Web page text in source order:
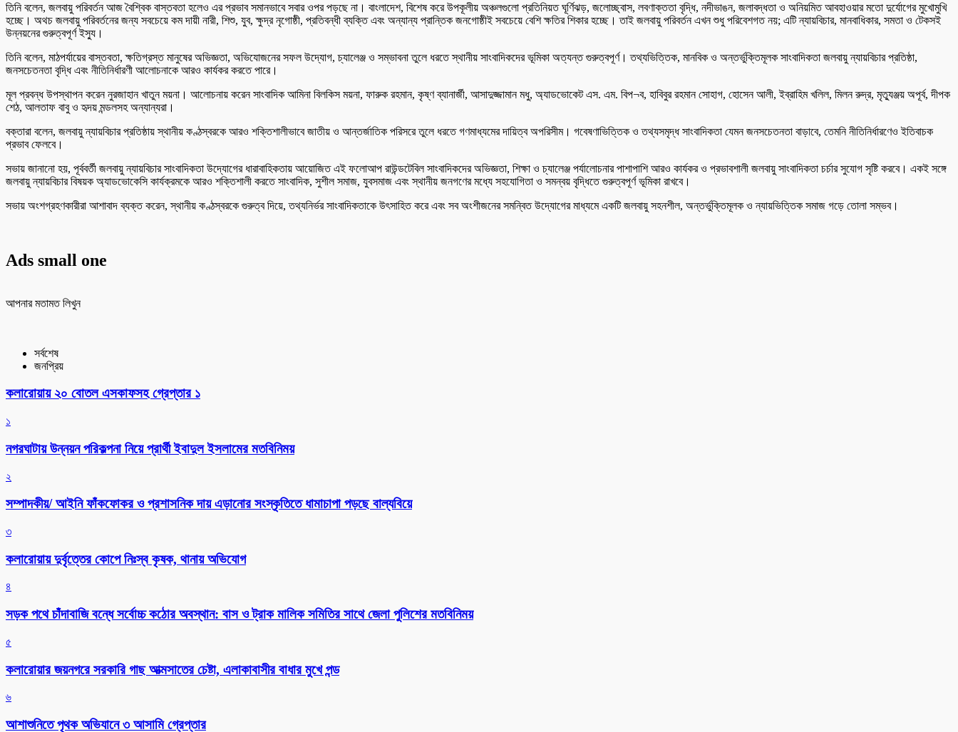
তিনি বলেন, জলবায়ু পরিবর্তন আজ বৈশ্বিক বাস্তবতা হলেও এর প্রভাব সমানভাবে সবার ওপর পড়ছে না। বাংলাদেশ, বিশেষ করে উপকূলীয় অঞ্চলগুলো প্রতিনিয়ত ঘূর্ণিঝড়, জলোচ্ছ্বাস, লবণাক্ততা বৃদ্ধি, নদীভাঙন, জলাবদ্ধতা ও অনিয়মিত আবহাওয়ার মতো দুর্যোগের মুখোমুখি
হচ্ছে। অথচ জলবায়ু পরিবর্তনের জন্য সবচেয়ে কম দায়ী নারী, শিশু, যুব, ক্ষুদ্র নৃগোষ্ঠী, প্রতিবন্ধী ব্যক্তি এবং অন্যান্য প্রান্তিক জনগোষ্ঠীই সবচেয়ে বেশি ক্ষতির শিকার হচ্ছে। তাই জলবায়ু পরিবর্তন এখন শুধু পরিবেশগত নয়; এটি ন্যায়বিচার, মানবাধিকার, সমতা ও টেকসই
উন্নয়নের গুরুত্বপূর্ণ ইস্যু।
তিনি বলেন, মাঠপর্যায়ের বাস্তবতা, ক্ষতিগ্রস্ত মানুষের অভিজ্ঞতা, অভিযোজনের সফল উদ্যোগ, চ্যালেঞ্জ ও সম্ভাবনা তুলে ধরতে স্থানীয় সাংবাদিকদের ভূমিকা অত্যন্ত গুরুত্বপূর্ণ। তথ্যভিত্তিক, মানবিক ও অন্তর্ভুক্তিমূলক সাংবাদিকতা জলবায়ু ন্যায়বিচার প্রতিষ্ঠা,
জনসচেতনতা বৃদ্ধি এবং নীতিনির্ধারণী আলোচনাকে আরও কার্যকর করতে পারে।
মূল প্রবন্ধ উপস্থাপন করেন নুরজাহান খাতুন ময়না। আলোচনায় করেন সাংবাদিক আমিনা বিলকিস ময়না, ফারুক রহমান, কৃষ্ণ ব্যানার্জী, আসাদুজ্জামান মধু, অ্যাডভোকেট এস. এম. বিপ¬ব, হাবিবুর রহমান সোহাগ, হোসেন আলী, ইব্রাহিম খলিল, মিলন রুদ্র, মৃত্যুঞ্জয় অপূর্ব, দীপক
শেঠ, আলতাফ বাবু ও হৃদয় মন্ডলসহ অন্যান্যরা।
বক্তারা বলেন, জলবায়ু ন্যায়বিচার প্রতিষ্ঠায় স্থানীয় কণ্ঠস্বরকে আরও শক্তিশালীভাবে জাতীয় ও আন্তর্জাতিক পরিসরে তুলে ধরতে গণমাধ্যমের দায়িত্ব অপরিসীম। গবেষণাভিত্তিক ও তথ্যসমৃদ্ধ সাংবাদিকতা যেমন জনসচেতনতা বাড়াবে, তেমনি নীতিনির্ধারণেও ইতিবাচক
প্রভাব ফেলবে।
সভায় জানানো হয়, পূর্ববর্তী জলবায়ু ন্যায়বিচার সাংবাদিকতা উদ্যোগের ধারাবাহিকতায় আয়োজিত এই ফলোআপ রাউন্ডটেবিল সাংবাদিকদের অভিজ্ঞতা, শিক্ষা ও চ্যালেঞ্জ পর্যালোচনার পাশাপাশি আরও কার্যকর ও প্রভাবশালী জলবায়ু সাংবাদিকতা চর্চার সুযোগ সৃষ্টি করবে। একই সঙ্গে
জলবায়ু ন্যায়বিচার বিষয়ক অ্যাডভোকেসি কার্যক্রমকে আরও শক্তিশালী করতে সাংবাদিক, সুশীল সমাজ, যুবসমাজ এবং স্থানীয় জনগণের মধ্যে সহযোগিতা ও সমন্বয় বৃদ্ধিতে গুরুত্বপূর্ণ ভূমিকা রাখবে।
সভায় অংশগ্রহণকারীরা আশাবাদ ব্যক্ত করেন, স্থানীয় কণ্ঠস্বরকে গুরুত্ব দিয়ে, তথ্যনির্ভর সাংবাদিকতাকে উৎসাহিত করে এবং সব অংশীজনের সমন্বিত উদ্যোগের মাধ্যমে একটি জলবায়ু সহনশীল, অন্তর্ভুক্তিমূলক ও ন্যায়ভিত্তিক সমাজ গড়ে তোলা সম্ভব।
Ads small one
আপনার মতামত লিখুন
সর্বশেষ
জনপ্রিয়
কলারোয়ায় ২০ বোতল এসকাফসহ গ্রেপ্তার ১
১
নগরঘাটায় উন্নয়ন পরিকল্পনা নিয়ে প্রার্থী ইবাদুল ইসলামের মতবিনিময়
২
সম্পাদকীয়/ আইনি ফাঁকফোকর ও প্রশাসনিক দায় এড়ানোর সংস্কৃতিতে ধামাচাপা পড়ছে বাল্যবিয়ে
৩
কলারোয়ায় দুর্বৃত্তের কোপে নিঃস্ব কৃষক, থানায় অভিযোগ
৪
সড়ক পথে চাঁদাবাজি বন্ধে সর্বোচ্চ কঠোর অবস্থান: বাস ও ট্রাক মালিক সমিতির সাথে জেলা পুলিশের মতবিনিময়
৫
কলারোয়ার জয়নগরে সরকারি গাছ আত্মসাতের চেষ্টা, এলাকাবাসীর বাধার মুখে পন্ড
৬
আশাশুনিতে পৃথক অভিযানে ৩ আসামি গ্রেপ্তার